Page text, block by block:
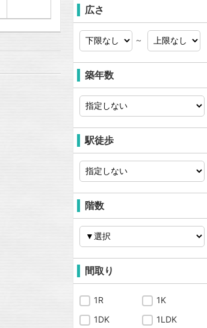
広さ
～
築年数
駅徒歩
階数
間取り
1R
1K
1DK
1LDK